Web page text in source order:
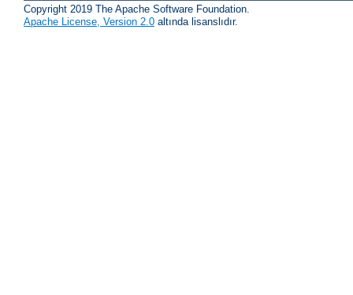
Copyright 2019 The Apache Software Foundation.
Apache License, Version 2.0 altında lisanslıdır.